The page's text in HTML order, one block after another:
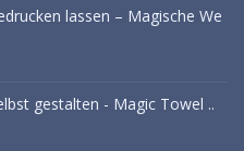
lassen – Magische We
gestalten - Magic Towel ..